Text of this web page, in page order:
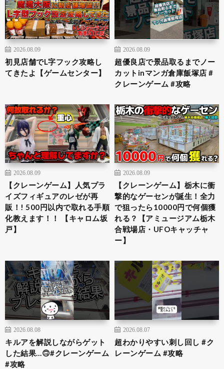
2026.08.09
初見店舗でL字フック攻略し
てきたよ【ゲームセンター】
2026.08.09
超優良店で景品取るまでノー
カットinマンガ倉庫飯塚店 #
クレーンゲーム #攻略
2026.08.09
【クレーンゲーム】人気プラ
イズフィギュアのレゼが再
販！! 500円以内で取れる手順
化教えます！！ 【キャロム坂
戸】
2026.08.09
【クレーンゲーム】栃木に衝
撃的なゲーセンが誕生！全力
で狙ったら10000円で何個獲
れる？【アミュージアム栃木
合戦場店・UFOキャッチャ
ー】
2026.08.08
キルアを解説しながらゲット
した結果…🙃#クレーンゲーム
#攻略
2026.08.07
超わかりやすい刺し回し #ク
レーンゲーム #攻略